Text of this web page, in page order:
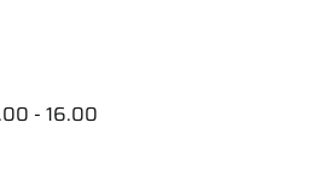
- 16.00